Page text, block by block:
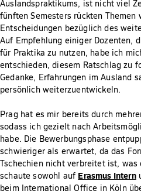
Auslandspraktikums, ist nicht viel
fünften Semesters rückten
Entscheidungen bezüglich des
Auf Empfehlung einiger Dozenten,
für Praktika zu nutzen, habe ich
entschieden, diesem Ratschlag zu
Gedanke, Erfahrungen im Ausland
persönlich weiterzuentwickeln.
Prag hat es mir bereits durch
sodass ich gezielt nach
habe. Die Bewerbungsphase
schwieriger als erwartet, da das
Tschechien nicht verbreitet ist, was
schaute sowohl auf Erasmus Intern
beim International Office in Köln